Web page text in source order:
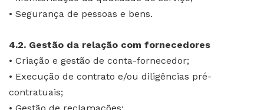
• Segurança de pessoas e bens.
4.2. Gestão da relação com fornecedores
• Criação e gestão de conta-fornecedor;
• Execução de contrato e/ou diligências pré-
contratuais;